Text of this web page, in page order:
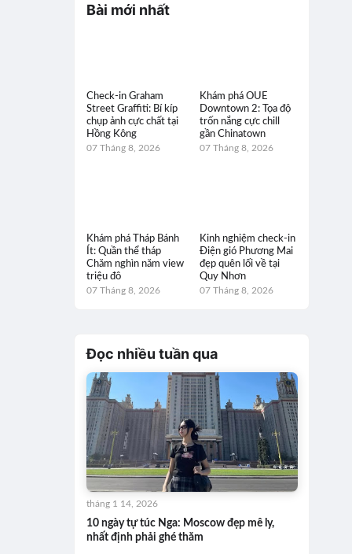
Bài mới nhất
Check-in Graham
Street Graffiti: Bí kíp
chụp ảnh cực chất tại
Hồng Kông
07 Tháng 8, 2026
Khám phá OUE
Downtown 2: Tọa độ
trốn nắng cực chill
gần Chinatown
07 Tháng 8, 2026
Khám phá Tháp Bánh
Ít: Quần thể tháp
Chăm nghìn năm view
triệu đô
07 Tháng 8, 2026
Kinh nghiệm check-in
Điện gió Phương Mai
đẹp quên lối về tại
Quy Nhơn
07 Tháng 8, 2026
Đọc nhiều tuần qua
10 ngày tự túc Nga: Moscow đẹp mê ly,
nhất định phải ghé thăm
tháng 1 14, 2026